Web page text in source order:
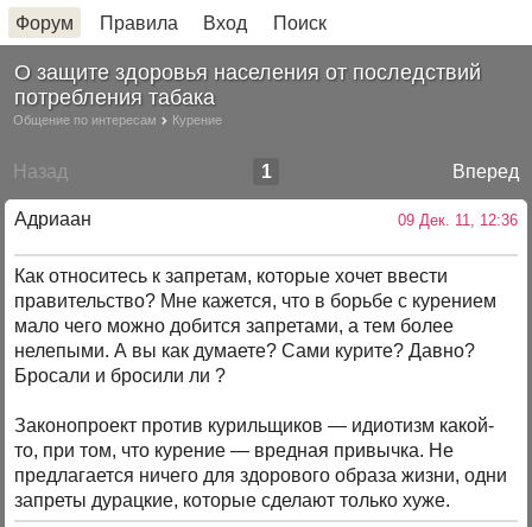
Форум Правила Вход Поиск
О защите здоровья населения от последствий
потребления табака
Общение по интересам Курение
Назад Вперед
1
Адриаан 09 Дек. 11, 12:36
Как относитесь к запретам, которые хочет ввести
правительство? Мне кажется, что в борьбе с курением
мало чего можно добится запретами, а тем более
нелепыми. А вы как думаете? Сами курите? Давно?
Бросали и бросили ли ?
Законопроект против курильщиков — идиотизм какой-
то, при том, что курение — вредная привычка. Не
предлагается ничего для здорового образа жизни, одни
запреты дурацкие, которые сделают только хуже.